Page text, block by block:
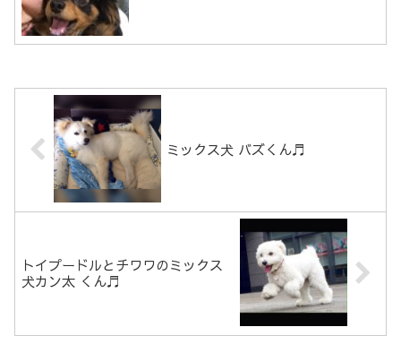
ミックス犬 バズくん♬
トイプードルとチワワのミックス
犬カン太 くん♬